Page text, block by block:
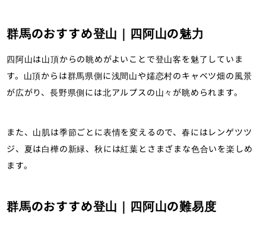
群馬のおすすめ登山｜四阿山の魅力
四阿山は山頂からの眺めがよいことで登山客を魅了していま
す。山頂からは群馬県側に浅間山や嬬恋村のキャベツ畑の風景
が広がり、長野県側には北アルプスの山々が眺められます。
また、山肌は季節ごとに表情を変えるので、春にはレンゲツツ
ジ、夏は白樺の新緑、秋には紅葉とさまざまな色合いを楽しめ
ます。
群馬のおすすめ登山｜四阿山の難易度